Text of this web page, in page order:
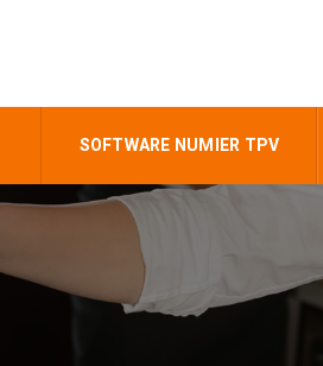
SOFTWARE NUMIER TPV